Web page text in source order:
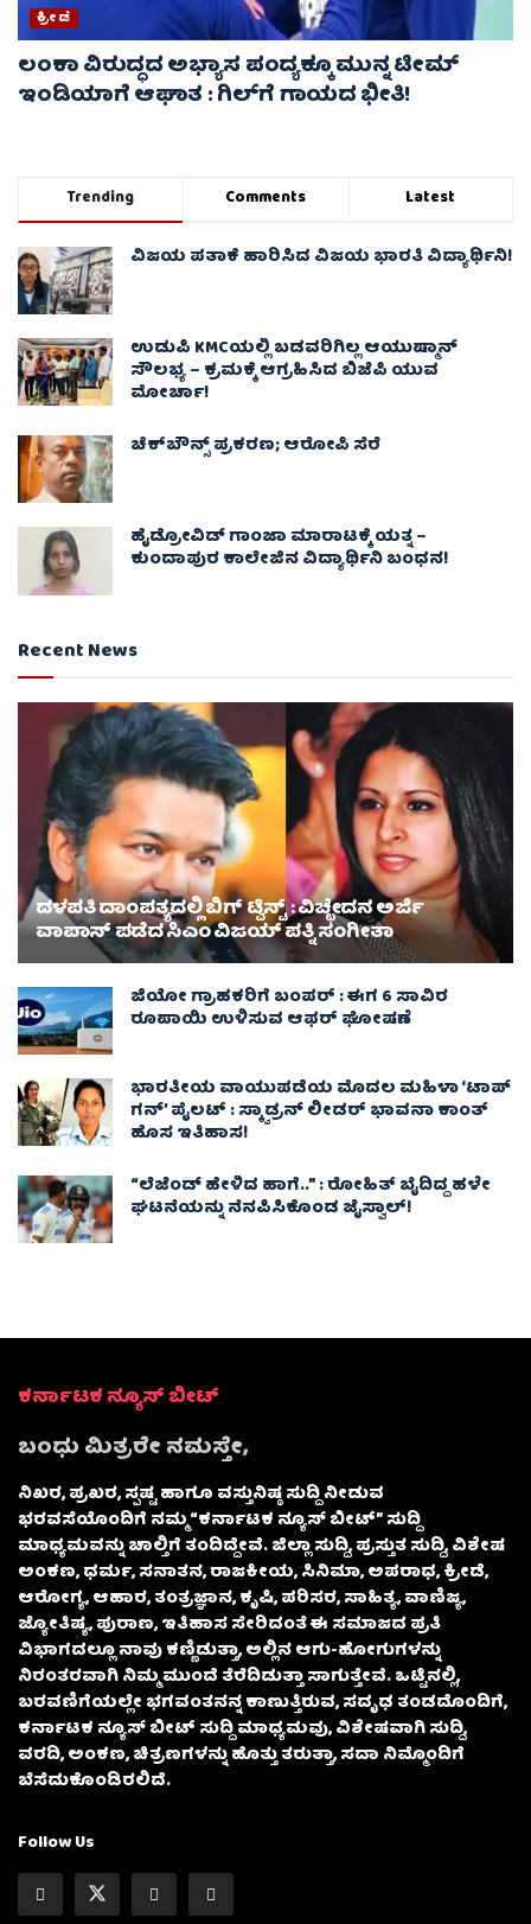
ಕ್ರೀಡೆ
ಲಂಕಾ ವಿರುದ್ಧದ ಅಭ್ಯಾಸ ಪಂದ್ಯಕ್ಕೂ ಮುನ್ನ ಟೀಮ್
ಇಂಡಿಯಾಗೆ ಆಘಾತ : ಗಿಲ್‌ಗೆ ಗಾಯದ ಭೀತಿ!
Trending Comments Latest
ವಿಜಯ ಪತಾಕೆ ಹಾರಿಸಿದ ವಿಜಯ ಭಾರತಿ ವಿದ್ಯಾರ್ಥಿನಿ!
ಉಡುಪಿ KMCಯಲ್ಲಿ ಬಡವರಿಗಿಲ್ಲ ಆಯುಷ್ಮಾನ್
ಸೌಲಭ್ಯ – ಕ್ರಮಕ್ಕೆ ಆಗ್ರಹಿಸಿದ ಬಿಜೆಪಿ ಯುವ
ಮೋರ್ಚಾ!
ಚೆಕ್​ಬೌನ್ಸ್​ ಪ್ರಕರಣ; ಆರೋಪಿ ಸೆರೆ
ಹೈಡ್ರೋವಿಡ್ ಗಾಂಜಾ ಮಾರಾಟಕ್ಕೆ ಯತ್ನ –
ಕುಂದಾಪುರ ಕಾಲೇಜಿನ ವಿದ್ಯಾರ್ಥಿನಿ ಬಂಧನ!
Recent News
ದಳಪತಿ ದಾಂಪತ್ಯದಲ್ಲಿ ಬಿಗ್ ಟ್ವಿಸ್ಟ್ : ವಿಚ್ಛೇದನ ಅರ್ಜಿ
ವಾಪಾಸ್‌ ಪಡೆದ ಸಿಎಂ ವಿಜಯ್ ಪತ್ನಿ ಸಂಗೀತಾ‌
ಜಿಯೋ ಗ್ರಾಹಕರಿಗೆ ಬಂಪರ್ : ಈಗ 6 ಸಾವಿರ
ರೂಪಾಯಿ ಉಳಿಸುವ ಆಫರ್ ಘೋಷಣೆ
ಭಾರತೀಯ ವಾಯುಪಡೆಯ ಮೊದಲ ಮಹಿಳಾ ‘ಟಾಪ್
ಗನ್’ ಪೈಲಟ್ : ಸ್ಕ್ವಾಡ್ರನ್ ಲೀಡರ್ ಭಾವನಾ ಕಾಂತ್
ಹೊಸ ಇತಿಹಾಸ!
“ಲೆಜೆಂಡ್ ಹೇಳಿದ ಹಾಗೆ..” : ರೋಹಿತ್ ಬೈದಿದ್ದ ಹಳೇ
ಘಟನೆಯನ್ನು ನೆನಪಿಸಿಕೊಂಡ ಜೈಸ್ವಾಲ್!
ಕರ್ನಾಟಕ ನ್ಯೂಸ್ ಬೀಟ್
ಬಂಧು ಮಿತ್ರರೇ ನಮಸ್ತೇ,
ನಿಖರ, ಪ್ರಖರ, ಸ್ಪಷ್ಟ ಹಾಗೂ ವಸ್ತುನಿಷ್ಠ ಸುದ್ದಿ ನೀಡುವ
ಭರವಸೆಯೊಂದಿಗೆ ನಮ್ಮ “ಕರ್ನಾಟಕ ನ್ಯೂಸ್ ಬೀಟ್” ಸುದ್ದಿ
ಮಾಧ್ಯಮವನ್ನು ಚಾಲ್ತಿಗೆ ತಂದಿದ್ದೇವೆ. ಜಿಲ್ಲಾ ಸುದ್ದಿ, ಪ್ರಸ್ತುತ ಸುದ್ದಿ, ವಿಶೇಷ
ಅಂಕಣ, ಧರ್ಮ, ಸನಾತನ, ರಾಜಕೀಯ, ಸಿನಿಮಾ, ಅಪರಾಧ, ಕ್ರೀಡೆ,
ಆರೋಗ್ಯ, ಆಹಾರ, ತಂತ್ರಜ್ಞಾನ, ಕೃಷಿ, ಪರಿಸರ, ಸಾಹಿತ್ಯ, ವಾಣಿಜ್ಯ,
ಜ್ಯೋತಿಷ್ಯ, ಪುರಾಣ, ಇತಿಹಾಸ ಸೇರಿದಂತೆ ಈ ಸಮಾಜದ ಪ್ರತಿ
ವಿಭಾಗದಲ್ಲೂ ನಾವು ಕಣ್ಣಿಡುತ್ತಾ, ಅಲ್ಲಿನ ಆಗು-ಹೋಗುಗಳನ್ನು
ನಿರಂತರವಾಗಿ ನಿಮ್ಮ ಮುಂದೆ ತೆರೆದಿಡುತ್ತಾ ಸಾಗುತ್ತೇವೆ. ಒಟ್ಟಿನಲ್ಲಿ,
ಬರವಣಿಗೆಯಲ್ಲೇ ಭಗವಂತನನ್ನ ಕಾಣುತ್ತಿರುವ, ಸದೃಢ ತಂಡದೊಂದಿಗೆ,
ಕರ್ನಾಟಕ ನ್ಯೂಸ್ ಬೀಟ್ ಸುದ್ದಿ ಮಾಧ್ಯಮವು, ವಿಶೇಷವಾಗಿ ಸುದ್ದಿ,
ವರದಿ, ಅಂಕಣ, ಚಿತ್ರಣಗಳನ್ನು ಹೊತ್ತು ತರುತ್ತಾ, ಸದಾ ನಿಮ್ಮೊಂದಿಗೆ
ಬೆಸೆದುಕೊಂಡಿರಲಿದೆ.
Follow Us